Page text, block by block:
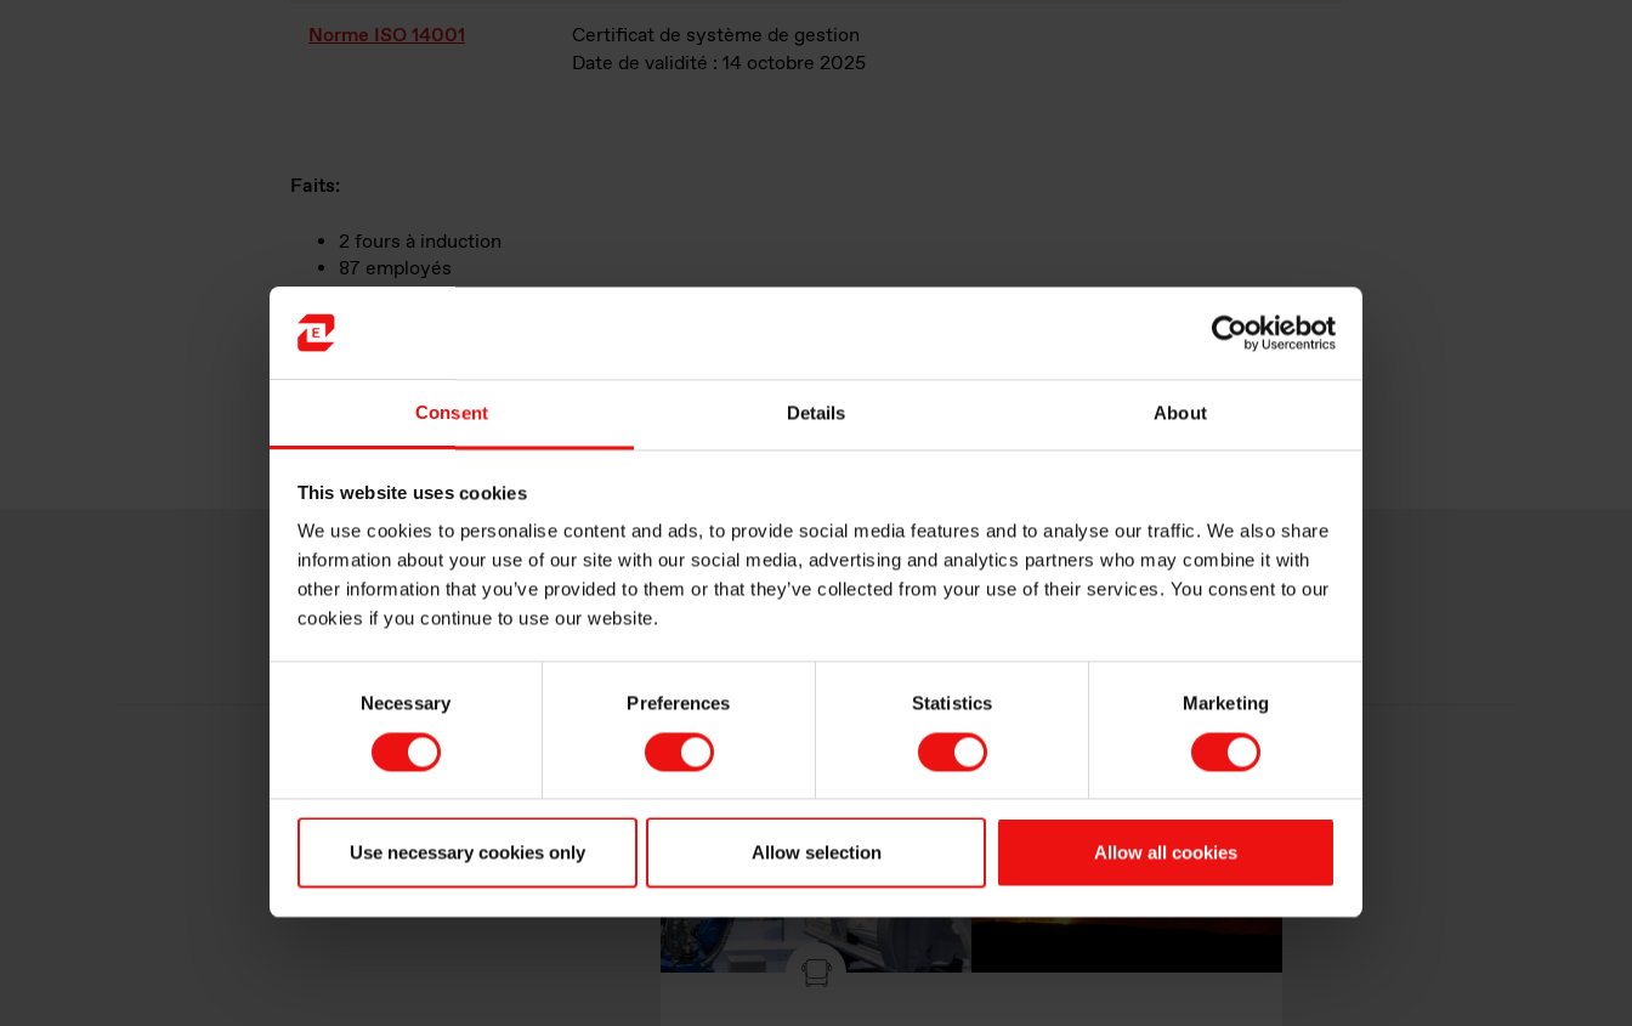
Consent Details About
This website uses cookies
We use cookies to personalise content and ads, to provide social media features and to analyse our traffic. We also share
information about your use of our site with our social media, advertising and analytics partners who may combine it with
other information that you’ve provided to them or that they’ve collected from your use of their services. You consent to our
cookies if you continue to use our website.
Necessary Preferences Statistics Marketing
Use necessary cookies only Allow selection Allow all cookies
Norme ISO 14001
Certificat de système de gestion
Date de validité : 14 octobre 2025
Faits:
2 fours à induction
87 employés
Capacité annuelle de 12.000 tm
« C’est une question de partage et de bienveillance, d’importance des valeurs humaines et d’encouragement à
tous les niveaux. »
MARCHÉS LIÉS À ELKEM NAGPUR